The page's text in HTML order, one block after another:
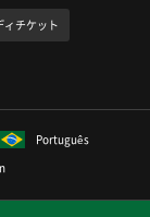
ィチケット
Português